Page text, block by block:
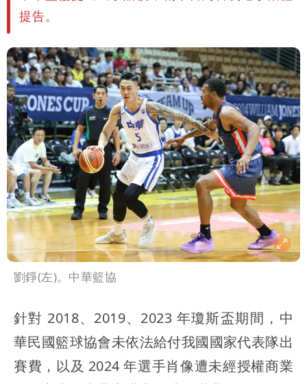
提告。
劉錚(左)。中華籃協
針對 2018、2019、2023 年瓊斯盃期間，中
華民國籃球協會未依法給付我國國家代表隊出
賽費，以及 2024 年選手肖像遭未經授權商業